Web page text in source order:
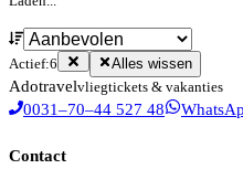
Actief:6 Alles wissen
Adotravelvliegtickets & vakanties
0031–70–44 527 48
Contact